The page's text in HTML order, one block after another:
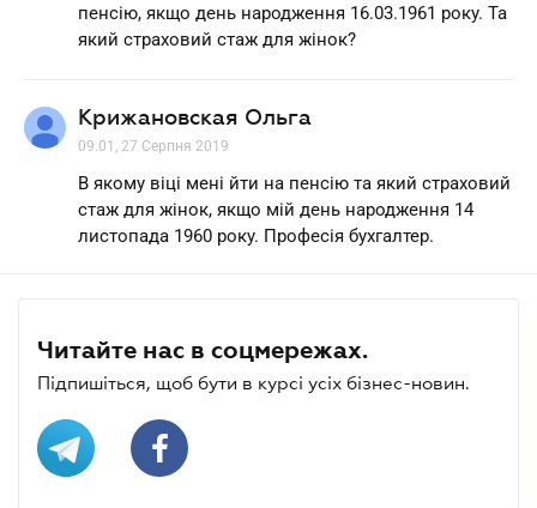
пенсію, якщо день народження 16.03.1961 року. Та
який страховий стаж для жінок?
Крижановская Ольга
09.01, 27 Серпня 2019
В якому віці мені йти на пенсію та який страховий
стаж для жінок, якщо мій день народження 14
листопада 1960 року. Професія бухгалтер.
Читайте нас в соцмережах.
Підпишіться, щоб бути в курсі усіх бізнес-новин.